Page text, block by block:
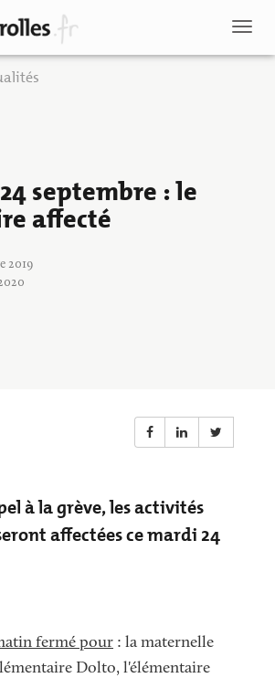
septembre : le
affecté
2019
à la grève, les activités
affectées ce mardi 24
fermé pour : la maternelle
Dolto, l'élémentaire